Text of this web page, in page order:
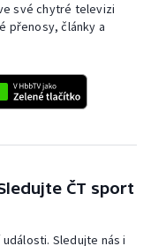
své chytré televizi
přenosy, články a
ČT sport
Sledujte nás i